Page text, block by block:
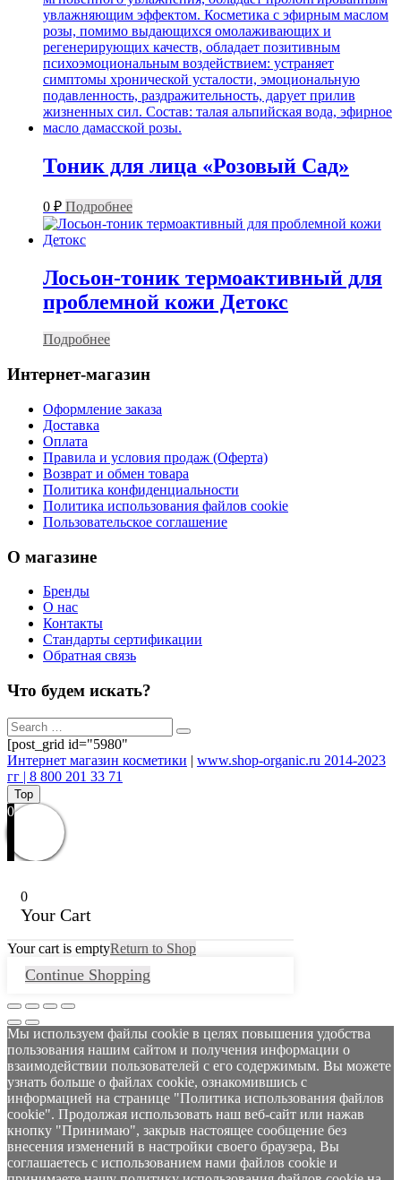
Тоник для лица «Розовый Сад»
0 ₽ Подробнее
Лосьон-тоник термоактивный для
проблемной кожи Детокс
Подробнее
Интернет-магазин
Оформление заказа
Доставка
Оплата
Правила и условия продаж (Оферта)
Возврат и обмен товара
Политика конфиденциальности
Политика использования файлов cookie
Пользовательское соглашение
О магазине
Бренды
О нас
Контакты
Стандарты сертификации
Обратная связь
Что будем искать?
[post_grid id="5980"
Интернет магазин косметики | www.shop-organic.ru 2014-2023
гг | 8 800 201 33 71
Top
0
0
Your Cart
Your cart is emptyReturn to Shop
Continue Shopping
Мы используем файлы cookie в целях повышения удобства
пользования нашим сайтом и получения информации о
взаимодействии пользователей с его содержимым. Вы можете
узнать больше о файлах cookie, ознакомившись с
информацией на странице "Политика использования файлов
cookie". Продолжая использовать наш веб-сайт или нажав
кнопку "Принимаю", закрыв настоящее сообщение без
внесения изменений в настройки своего браузера, Вы
соглашаетесь с использованием нами файлов cookie и